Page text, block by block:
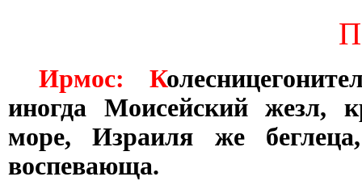
Ирмос: К
иногда Моисейский жезл,
море, Израиля же
воспевающа.